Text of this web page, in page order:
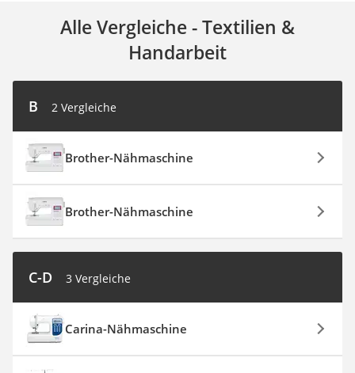
Alle Vergleiche - Textilien &
Handarbeit
B 2 Vergleiche
Brother-Nähmaschine
Brother-Nähmaschine
C-D 3 Vergleiche
Carina-Nähmaschine